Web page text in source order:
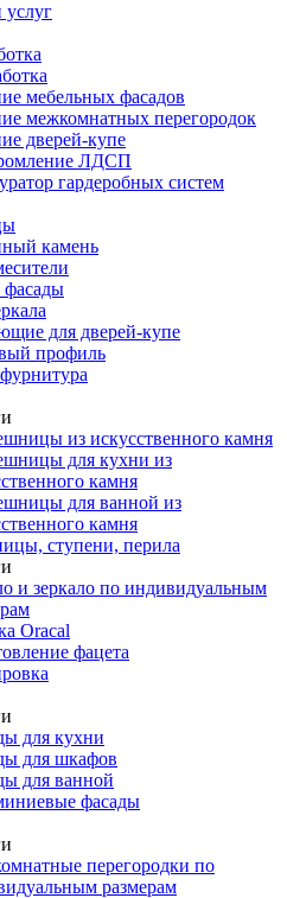
услуг
мебельных фасадов
межкомнатных перегородок
дверей-купе
ЛДСП
гардеробных систем
камень
для дверей-купе
профиль
из искусственного камня
для кухни из
камня
для ванной из
камня
ступени, перила
и зеркало по индивидуальным
Oracal
фацета
для кухни
для шкафов
для ванной
фасады
перегородки по
размерам